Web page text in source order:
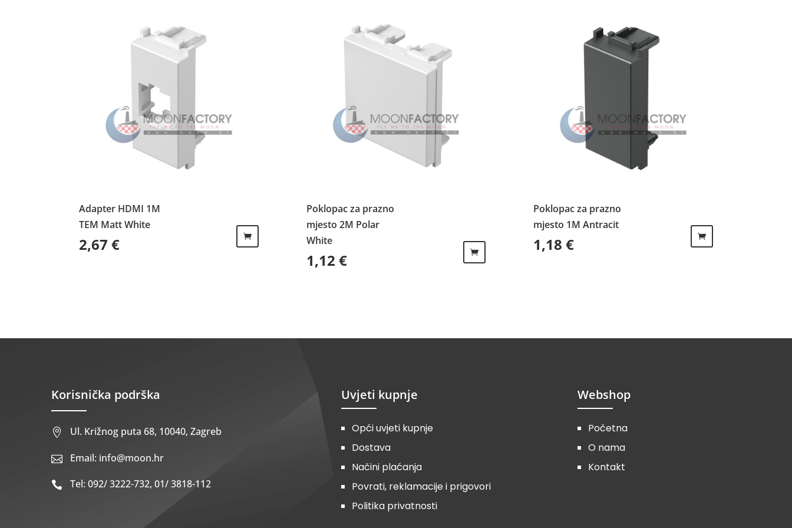
Adapter HDMI 1M
TEM Matt White
2,67€
Poklopac za prazno
mjesto 2M Polar
White
1,12 €
Poklopac za prazno
mjesto 1M Antracit
1,18 €
Korisnička podrška
 Ul. Križnog puta 68, 10040, Zagreb
 Email: info@moon.hr
 Tel: 092/ 3222-732, 01/ 3818-112
Uvjeti kupnje
Opći uvjeti kupnje
Dostava
Načini plaćanja
Povrati, reklamacije i prigovori
Politika privatnosti
Webshop
Početna
O nama
Kontakt